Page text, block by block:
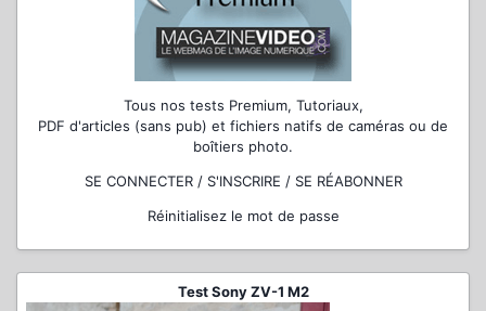
Tous nos tests Premium, Tutoriaux,
PDF d'articles (sans pub) et fichiers natifs de caméras ou de
boîtiers photo.
SE CONNECTER / S'INSCRIRE / SE RÉABONNER
Réinitialisez le mot de passe
Test Sony ZV-1 M2